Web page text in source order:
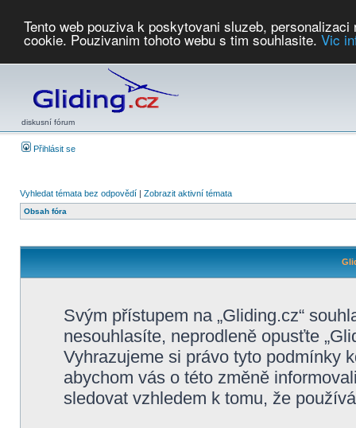
Tento web pouziva k poskytovani sluzeb,
cookie. Pouzivanim tohoto webu s tim souhlasite. Vic
diskusní fórum
Přihlásit se
Vyhledat témata bez odpovědí | Zobrazit aktivní témata
Obsah fóra
Svým přístupem na „Gliding.cz“
nesouhlasíte, neprodleně opusťte
Vyhrazujeme si právo tyto podmínky
abychom vás o této změně
sledovat vzhledem k tomu, že